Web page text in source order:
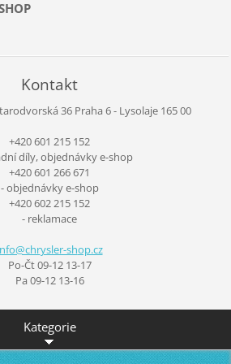
Kontakt
36 Praha 6 - Lysolaje 165 00
+420 601 215 152
díly, objednávky e-shop
+420 601 266 671
- objednávky e-shop
+420 602 215 152
- reklamace
ysler-shop.cz
Po-Čt 09-12 13-17
Pa 09-12 13-16
Kategorie